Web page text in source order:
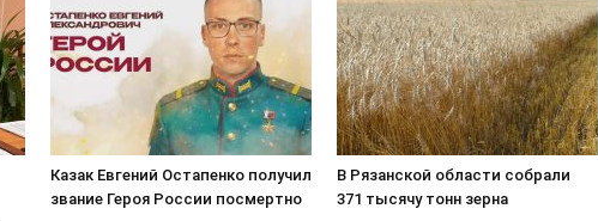
Казак Евгений Остапенко получил
звание Героя России посмертно
В Рязанской области собрали
371 тысячу тонн зерна